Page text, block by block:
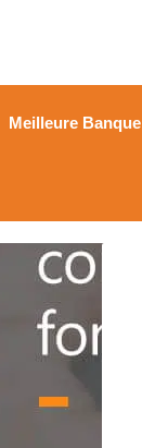
Meilleure Banque